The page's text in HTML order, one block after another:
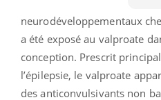
neurodéveloppementaux
a été exposé au valproate
conception. Prescrit
l’épilepsie, le valproate
des anticonvulsivants non